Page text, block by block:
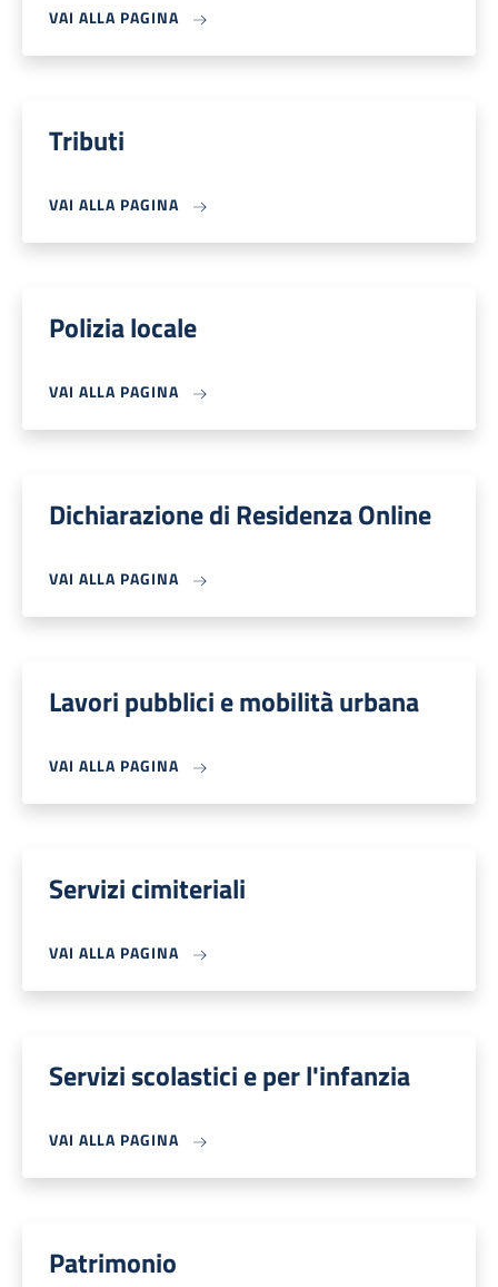
VAI ALLA PAGINA
Tributi
VAI ALLA PAGINA
Polizia locale
VAI ALLA PAGINA
Dichiarazione di Residenza Online
VAI ALLA PAGINA
Lavori pubblici e mobilità urbana
VAI ALLA PAGINA
Servizi cimiteriali
VAI ALLA PAGINA
Servizi scolastici e per l'infanzia
VAI ALLA PAGINA
Patrimonio